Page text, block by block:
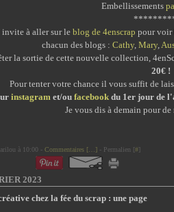
Embellissements
invite à aller sur le blog de 4enscrap pour voir
chacun des blogs : Cathy, Mary,
la sortie de cette nouvelle collection,
20€ !
Pour tenter votre chance il vous suffit de
instagramet/ou facebookdu 1er jour de
Je vous dis à demain pour
à 10:00 - Commentaires [ ] - Permalien [#]
2023
chez la fée du scrap : une page